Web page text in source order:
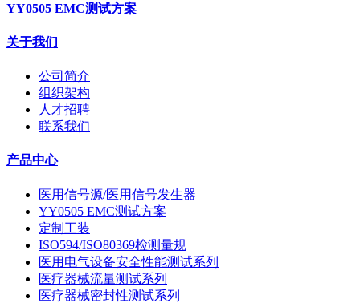
YY0505 EMC测试方案
关于我们
公司简介
组织架构
人才招聘
联系我们
产品中心
医用信号源/医用信号发生器
YY0505 EMC测试方案
定制工装
ISO594/ISO80369检测量规
医用电气设备安全性能测试系列
医疗器械流量测试系列
医疗器械密封性测试系列